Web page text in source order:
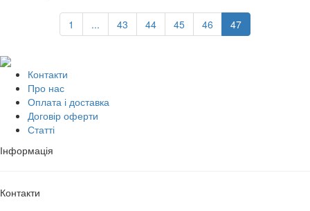
1 ... 43 44 45 46 47
Контакти
Про нас
Оплата і доставка
Договір оферти
Статті
Інформація
Контакти